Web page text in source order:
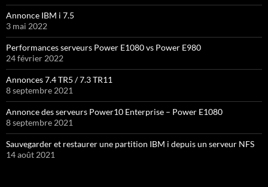
Annonce IBM i 7.5
3 mai 2022
Performances serveurs Power E1080 vs Power E980
24 février 2022
Annonces 7.4 TR5 / 7.3 TR11
8 septembre 2021
Annonce des serveurs Power10 Enterprise – Power E1080
8 septembre 2021
Sauvegarder et restaurer une partition IBM i depuis un serveur NFS
14 août 2021